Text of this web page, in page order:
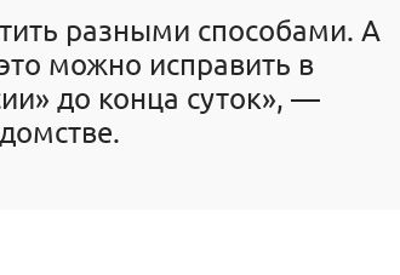
разными способами. А
можно исправить в
до конца суток», —